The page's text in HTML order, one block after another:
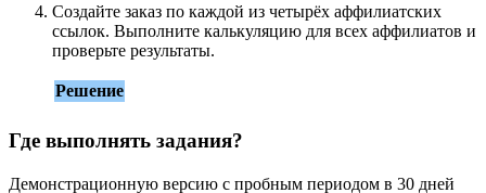
Создайте заказ по каждой из четырёх аффилиатских
ссылок. Выполните калькуляцию для всех аффилиатов и
проверьте результаты.
Решение
Где выполнять задания?
Демонстрационную версию с пробным периодом в 30 дней